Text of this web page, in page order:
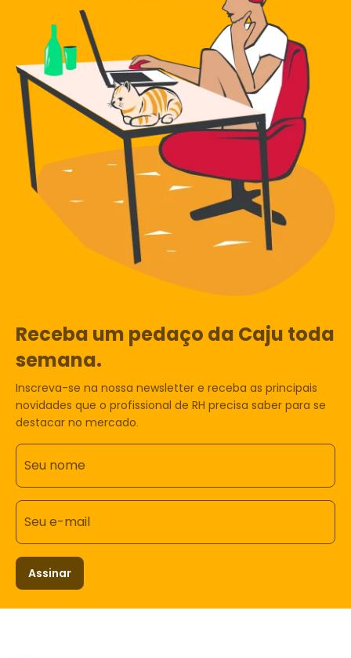
Receba um pedaço da Caju toda
semana.
Inscreva-se na nossa newsletter e receba as principais
novidades que o profissional de RH precisa saber para se
destacar no mercado.
Seu nome
Seu e-mail
Assinar